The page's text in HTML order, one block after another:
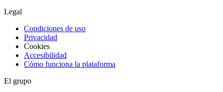
Legal
Condiciones de uso
Privacidad
Cookies
Accesibilidad
Cómo funciona la plataforma
El grupo